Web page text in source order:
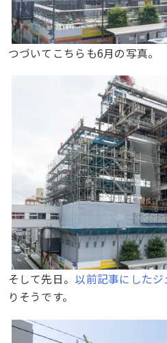
つづいてこちらも6月の写真。
そして先日。 以前記事にした
りそうです。